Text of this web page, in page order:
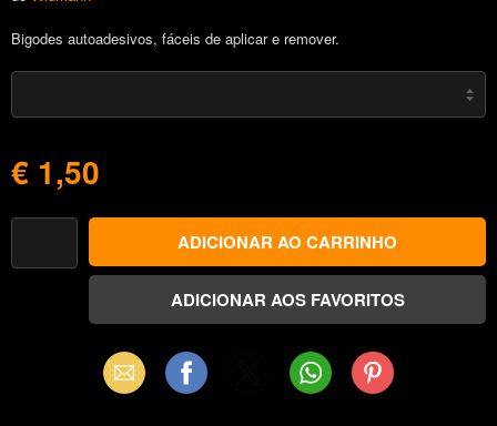
Bigodes autoadesivos, fáceis de aplicar e remover.
€ 1,50
Email Facebook WhatsAppPinterest